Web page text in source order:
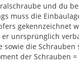
und du
muss die
gekennzeichnet
er unrsprünglich
sowie die Schrauben
der Schrauben =